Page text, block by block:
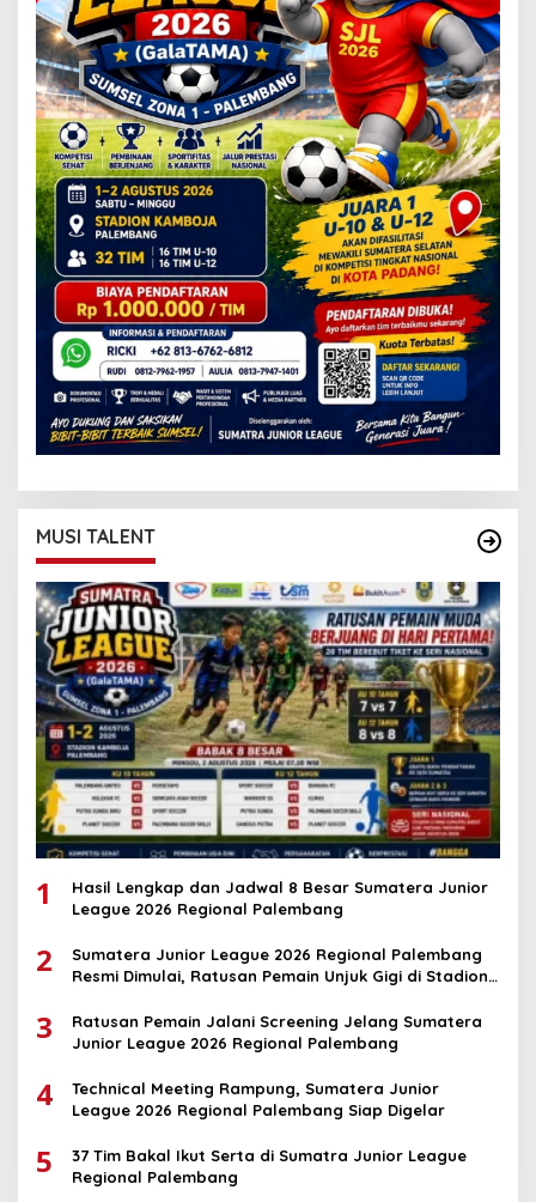
MUSI TALENT
1
Hasil Lengkap dan Jadwal 8 Besar Sumatera Junior
League 2026 Regional Palembang
2
Sumatera Junior League 2026 Regional Palembang
Resmi Dimulai, Ratusan Pemain Unjuk Gigi di Stadion
3
Ratusan Pemain Jalani Screening Jelang Sumatera
Junior League 2026 Regional Palembang
4
Technical Meeting Rampung, Sumatera Junior
League 2026 Regional Palembang Siap Digelar
5
37 Tim Bakal Ikut Serta di Sumatra Junior League
Regional Palembang